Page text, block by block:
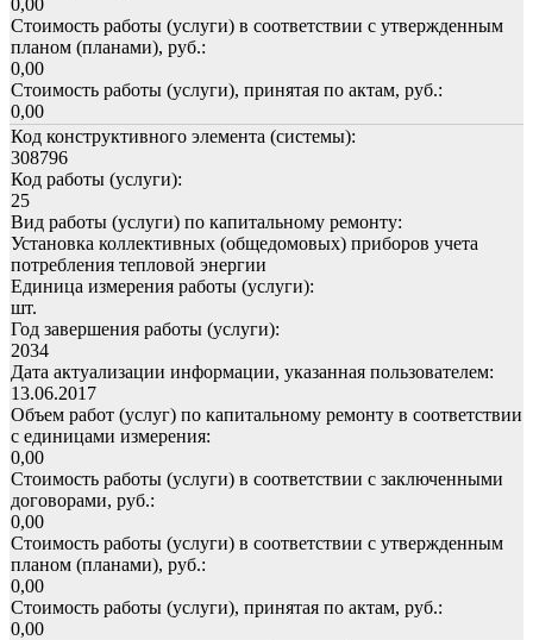
Стоимость работы (услуги) в соответствии с утвержденным
планом (планами), руб.:
0,00
Стоимость работы (услуги), принятая по актам, руб.:
0,00
Код конструктивного элемента (системы):
308796
Код работы (услуги):
25
Вид работы (услуги) по капитальному ремонту:
Установка коллективных (общедомовых) приборов учета
потребления тепловой энергии
Единица измерения работы (услуги):
шт.
Год завершения работы (услуги):
2034
Дата актуализации информации, указанная пользователем:
13.06.2017
Объем работ (услуг) по капитальному ремонту в соответствии
с единицами измерения:
0,00
Стоимость работы (услуги) в соответствии с заключенными
договорами, руб.:
0,00
Стоимость работы (услуги) в соответствии с утвержденным
планом (планами), руб.:
0,00
Стоимость работы (услуги), принятая по актам, руб.:
0,00